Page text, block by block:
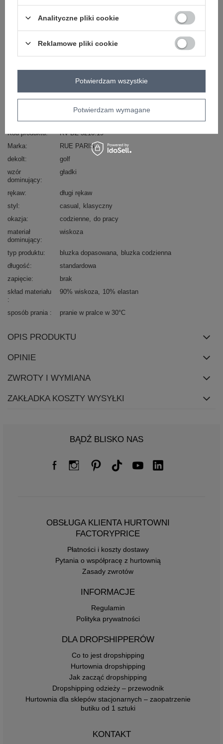
biały
Zobacz wszystkie kolory (+6)
Masz pytanie? Chętnie pomożemy.
Kod produktu
RV-BZ-5210.19
Marka
RUE PARIS
dekolt
golf
wzór
dominujący
gładki
rękaw
długi rękaw
styl
casual
klasyczny
okazja
codzienne do pracy
materiał
dominujący
wiskoza
typ produktu bluzka dopasowana
bluzka codzienna
długość
standardowa
zapięcie
brak
skład materiału
90% wiskoza 10% elastan
sposób prania pranie w pralce w 30°C
OPIS PRODUKTU
OPINIE
ZWROTY I WYMIANA
ZAKŁADKA KOSZTY WYSYŁKI
BĄDŹ BLISKO NAS
OBSŁUGA KLIENTA HURTOWNI
FACTORYPRICE
Płatności i koszty dostawy
Pytania o współpracę z hurtownią
Zasady zwrotów
INFORMACJE
Regulamin
Polityka prywatności
DLA DROPSHIPPERÓW
Co to jest dropshipping
Hurtownia dropshipping
Jak zacząć dropshipping
Dropshipping odzieży – przewodnik
Hurtownia dla sklepów stacjonarnych – zaopatrzenie
butiku od 1 sztuki
KONTAKT
Analityczne pliki cookie
Reklamowe pliki cookie
Potwierdzam wymagane
Potwierdzam wszystkie